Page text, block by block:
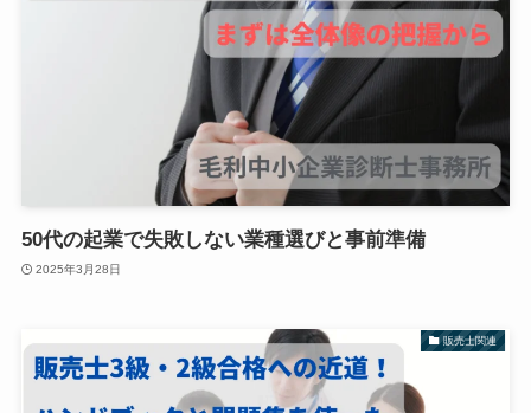
50代の起業で失敗しない業種選びと事前準備
2025年3月28日
販売士関連